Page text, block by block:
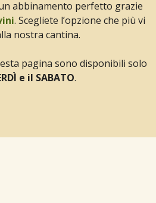
abbinamento perfetto grazie
. Scegliete l’opzione che più vi
nostra cantina.
pagina sono disponibili solo
e il SABATO.